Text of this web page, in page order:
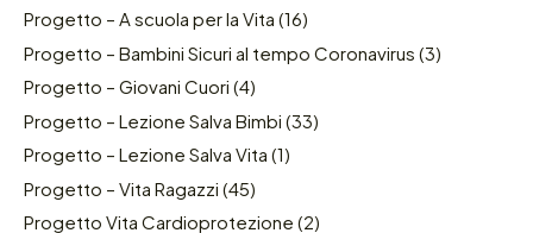
Progetto – A scuola per la Vita (16)
Progetto – Bambini Sicuri al tempo Coronavirus (3)
Progetto – Giovani Cuori (4)
Progetto – Lezione Salva Bimbi (33)
Progetto – Lezione Salva Vita (1)
Progetto – Vita Ragazzi (45)
Progetto Vita Cardioprotezione (2)